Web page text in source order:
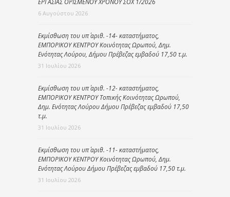
6 Αυγούστου 2026
Εκμίσθωση του υπ΄ αριθ. -14- καταστήματος,
ΕΜΠΟΡΙΚΟΥ ΚΕΝΤΡΟΥ Κοινότητας Ωρωπού, Δημ.
Ενότητας Λούρου, Δήμου Πρέβεζας εμβαδού 17,50 τ.μ.
31 Ιουλίου 2026
Εκμίσθωση του υπ΄ αριθ. -12- καταστήματος,
ΕΜΠΟΡΙΚΟΥ ΚΕΝΤΡΟΥ Τοπικής Κοινότητας Ωρωπού,
Δημ. Ενότητας Λούρου Δήμου Πρέβεζας εμβαδού 17,50
τ.μ.
31 Ιουλίου 2026
Εκμίσθωση του υπ΄ αριθ. -11- καταστήματος,
ΕΜΠΟΡΙΚΟΥ ΚΕΝΤΡΟΥ Κοινότητας Ωρωπού, Δημ.
Ενότητας Λούρου Δήμου Πρέβεζας εμβαδού 17,50 τ.μ.
31 Ιουλίου 2026